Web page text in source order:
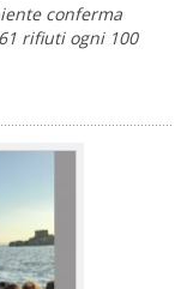
conferma
rifiuti ogni 100